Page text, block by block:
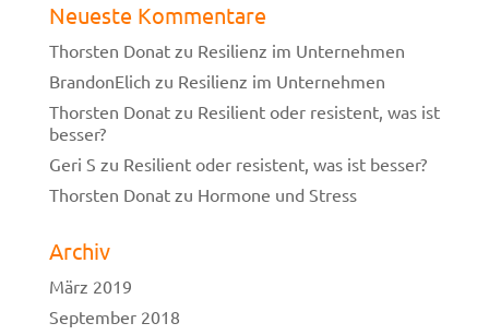
Neueste Kommentare
Thorsten Donatzu Resilienz im Unternehmen
BrandonElich zu Resilienz im Unternehmen
Thorsten Donatzu Resilient oder resistent, was ist
besser?
Geri S zu Resilient oder resistent, was ist besser?
Thorsten Donatzu Hormone und Stress
Archiv
März 2019
September 2018